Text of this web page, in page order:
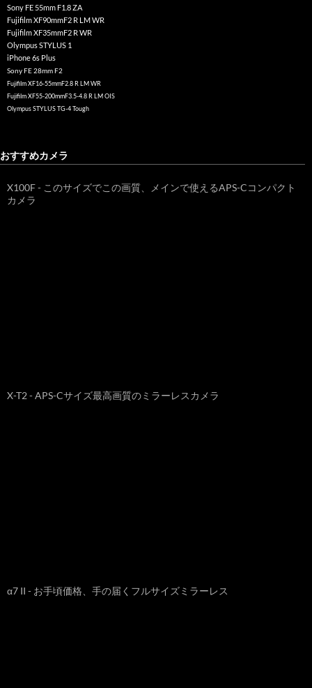
Sony FE 55mm F1.8 ZA
Fujifilm XF90mmF2 R LM WR
Fujifilm XF35mmF2 R WR
Olympus STYLUS 1
iPhone 6s Plus
Sony FE 28mm F2
Fujifilm XF16-55mmF2.8 R LM WR
Fujifilm XF55-200mmF3.5-4.8 R LM OIS
Olympus STYLUS TG-4 Tough
おすすめカメラ
X100F - このサイズでこの画質、メインで使えるAPS-Cコンパクト
カメラ
X-T2 - APS-Cサイズ最高画質のミラーレスカメラ
α7 II - お手頃価格、手の届くフルサイズミラーレス